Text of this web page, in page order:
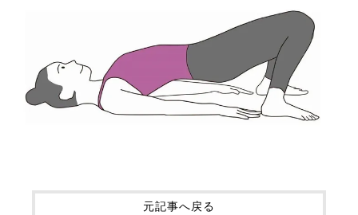
元記事へ戻る